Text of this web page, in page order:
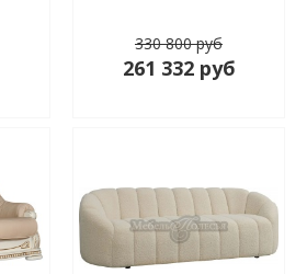
330 800 руб
261 332 руб